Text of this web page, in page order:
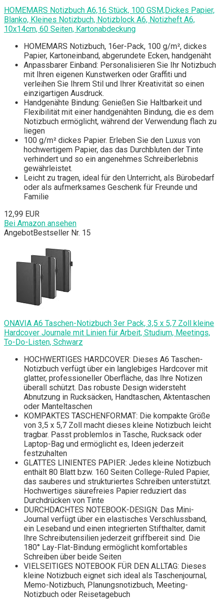
HOMEMARS Notizbuch A6,16 Stück, 100 GSM,Dickes Papier,
Blanko, Kleines Notizbuch, Notizblock A6, Notizheft A6,
10x14cm, 60 Seiten, Kartonabdeckung
HOMEMARS Notizbuch, 16er-Pack, 100 g/m², dickes
Papier, Kartoneinband, abgerundete Ecken, handgenäht
Anpassbarer Einband: Personalisieren Sie Ihr Notizbuch
mit Ihren eigenen Kunstwerken oder Graffiti und
verleihen Sie Ihrem Stil und Ihrer Kreativität so einen
einzigartigen Ausdruck.
Handgenähte Bindung: Genießen Sie Haltbarkeit und
Flexibilität mit einer handgenähten Bindung, die es dem
Notizbuch ermöglicht, während der Verwendung flach zu
liegen
100 g/m² dickes Papier. Erleben Sie den Luxus von
hochwertigem Papier, das das Durchbluten der Tinte
verhindert und so ein angenehmes Schreiberlebnis
gewährleistet.
Leicht zu tragen, ideal für den Unterricht, als Bürobedarf
oder als aufmerksames Geschenk für Freunde und
Familie
12,99 EUR
Bei Amazon ansehen
AngebotBestseller Nr. 15
ONAVIA A6 Taschen-Notizbuch 3er Pack, 3,5 x 5,7 Zoll kleine
Hardcover Journale mit Linien für Arbeit, Studium, Meetings,
To-Do-Listen, Schwarz
HOCHWERTIGES HARDCOVER: Dieses A6 Taschen-
Notizbuch verfügt über ein langlebiges Hardcover mit
glatter, professioneller Oberfläche, das Ihre Notizen
überall schützt. Das robuste Design widersteht
Abnutzung in Rucksäcken, Handtaschen, Aktentaschen
oder Manteltaschen
KOMPAKTES TASCHENFORMAT: Die kompakte Größe
von 3,5 x 5,7 Zoll macht dieses kleine Notizbuch leicht
tragbar. Passt problemlos in Tasche, Rucksack oder
Laptop-Bag und ermöglicht es, Ideen jederzeit
festzuhalten
GLATTES LINIENTES PAPIER: Jedes kleine Notizbuch
enthält 80 Blatt bzw. 160 Seiten College-Ruled Papier,
das sauberes und strukturiertes Schreiben unterstützt.
Hochwertiges säurefreies Papier reduziert das
Durchdrücken von Tinte
DURCHDACHTES NOTEBOOK-DESIGN: Das Mini-
Journal verfügt über ein elastisches Verschlussband,
ein Leseband und einen integrierten Stifthalter, damit
Ihre Schreibutensilien jederzeit griffbereit sind. Die
180° Lay-Flat-Bindung ermöglicht komfortables
Schreiben über beide Seiten
VIELSEITIGES NOTEBOOK FÜR DEN ALLTAG: Dieses
kleine Notizbuch eignet sich ideal als Taschenjournal,
Memo-Notizbuch, Planungsnotizbuch, Meeting-
Notizbuch oder Reisetagebuch